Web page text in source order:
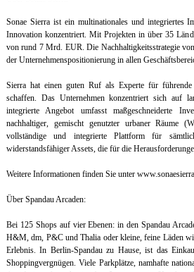
Sonae Sierra ist ein multinationales und integriertes
Innovation konzentriert. Mit Projekten in über 35
von rund 7 Mrd. EUR. Die Nachhaltigkeitsstrategie
der Unternehmenspositionierung in allen
Sierra hat einen guten Ruf als Experte für
schaffen. Das Unternehmen konzentriert sich auf
integrierte Angebot umfasst maßgeschneiderte
nachhaltiger, gemischt genutzter urbaner Räume
vollständige und integrierte Plattform für
widerstandsfähiger Assets, die für die
Weitere Informationen finden Sie unter
Über Spandau Arcaden:
Bei 125 Shops auf vier Ebenen: in den Spandau
H&M, dm, P&C und Thalia oder kleine, feine Läden
Erlebnis. In Berlin-Spandau zu Hause, ist das
Shoppingvergnügen. Viele Parkplätze, namhafte